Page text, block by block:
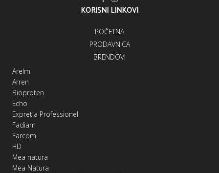
KORISNI LINKOVI
POČETNA
PRODAVNICA
BRENDOVI
Arelm
Arren
Bioproten
Echo
Expretia Professionel
Fadiam
Farcom
HD
Mea natura
Mea Natura